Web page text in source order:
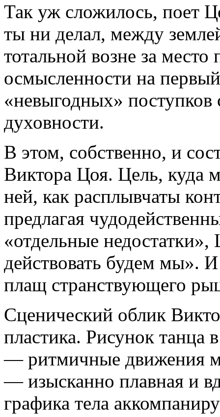
Так уж сложилось, поет
ты ни делал, между
тотальной возне за
осмысленности на
«невыгодных» поступков
духовности.
В этом, собственно, и
Виктора Цоя. Цель, куда
ней, как расплывчаты
предлагая
«отдельные
действовать будем мы».
плащ странствующего
Сценический облик
пластика. Рисунок танца
— ритмичные движения
— изысканно плавная и
графика тела